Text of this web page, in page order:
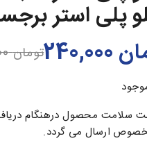
پلی استر
تومان260,000
سلامت محصول درهنگام
ارسال می گردد.